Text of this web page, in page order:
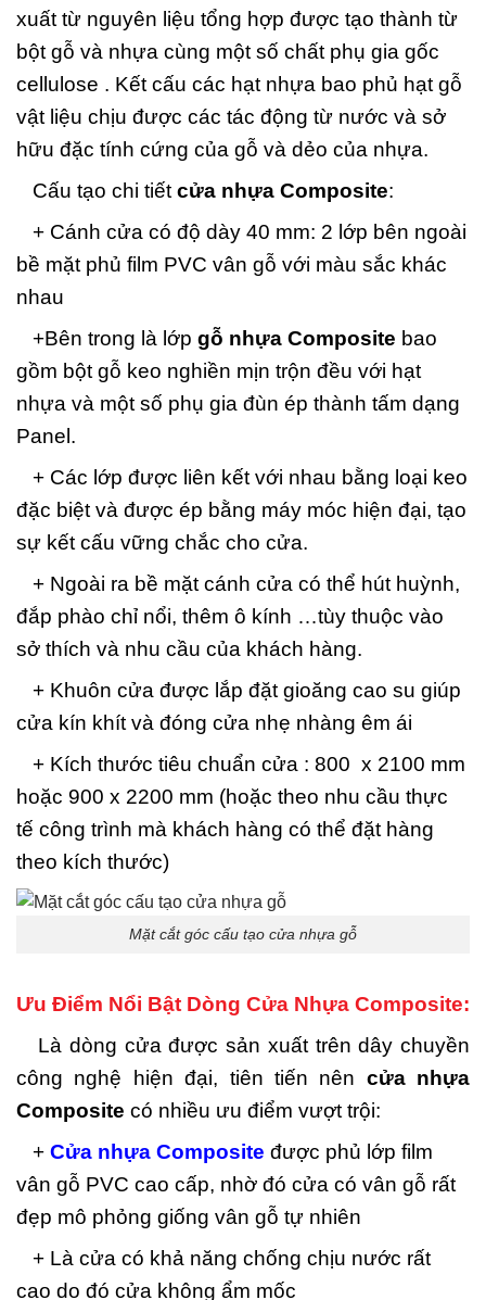
xuất từ nguyên liệu tổng hợp được tạo thành từ
bột gỗ và nhựa cùng một số chất phụ gia gốc
cellulose . Kết cấu các hạt nhựa bao phủ hạt gỗ
vật liệu chịu được các tác động từ nước và sở
hữu đặc tính cứng của gỗ và dẻo của nhựa.
Cấu tạo chi tiết cửa nhựa Composite:
+ Cánh cửa có độ dày 40 mm: 2 lớp bên ngoài
bề mặt phủ film PVC vân gỗ với màu sắc khác
nhau
+Bên trong là lớp gỗ nhựa Composite bao
gồm bột gỗ keo nghiền mịn trộn đều với hạt
nhựa và một số phụ gia đùn ép thành tấm dạng
Panel.
+ Các lớp được liên kết với nhau bằng loại keo
đặc biệt và được ép bằng máy móc hiện đại, tạo
sự kết cấu vững chắc cho cửa.
+ Ngoài ra bề mặt cánh cửa có thể hút huỳnh,
đắp phào chỉ nổi, thêm ô kính …tùy thuộc vào
sở thích và nhu cầu của khách hàng.
+ Khuôn cửa được lắp đặt gioăng cao su giúp
cửa kín khít và đóng cửa nhẹ nhàng êm ái
+ Kích thước tiêu chuẩn cửa : 800 x 2100 mm
hoặc 900 x 2200 mm (hoặc theo nhu cầu thực
tế công trình mà khách hàng có thể đặt hàng
theo kích thước)
Mặt cắt góc cấu tạo cửa nhựa gỗ
Ưu Điểm Nổi Bật Dòng Cửa Nhựa Composite:
Là dòng cửa được sản xuất trên dây chuyền
công nghệ hiện đại, tiên tiến nên cửa nhựa
Composite có nhiều ưu điểm vượt trội:
+ Cửa nhựa Composite được phủ lớp film
vân gỗ PVC cao cấp, nhờ đó cửa có vân gỗ rất
đẹp mô phỏng giống vân gỗ tự nhiên
+ Là cửa có khả năng chống chịu nước rất
cao do đó cửa không ẩm mốc